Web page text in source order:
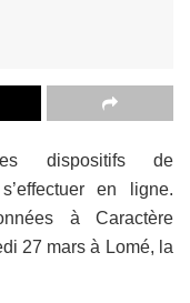
dispositifs de
en ligne.
à Caractère
27 mars à Lomé, la